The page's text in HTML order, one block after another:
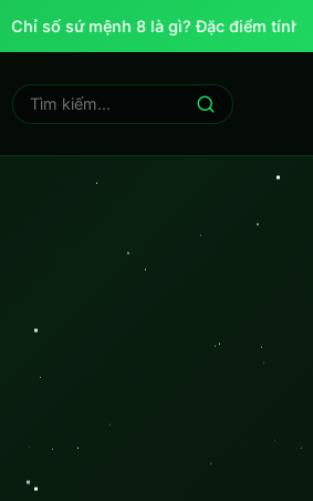
Chỉ số sứ mệnh 8 là gì? Đặc điểm tính